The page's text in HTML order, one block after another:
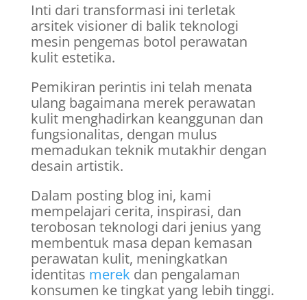
Inti dari transformasi ini terletak
arsitek visioner di balik teknologi
mesin pengemas botol perawatan
kulit estetika.
Pemikiran perintis ini telah menata
ulang bagaimana merek perawatan
kulit menghadirkan keanggunan dan
fungsionalitas, dengan mulus
memadukan teknik mutakhir dengan
desain artistik.
Dalam posting blog ini, kami
mempelajari cerita, inspirasi, dan
terobosan teknologi dari jenius yang
membentuk masa depan kemasan
perawatan kulit, meningkatkan
identitas merek dan pengalaman
konsumen ke tingkat yang lebih tinggi.